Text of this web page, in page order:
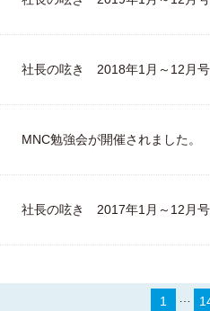
社長の呟き 2018年1月～12月号
MNC勉強会が開催されました。
社長の呟き 2017年1月～12月号
1